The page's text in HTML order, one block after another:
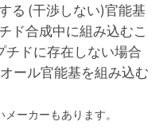
る (干渉しない)官能基
ド合成中に組み込むこ
チドに存在しない場合
ール官能基を組み込む
ーカーもあります。